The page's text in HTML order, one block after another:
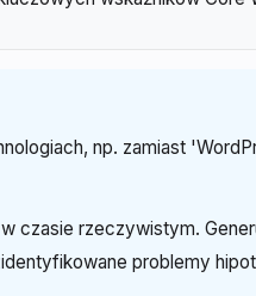
np. zamiast
czasie rzeczywistym.
problemy